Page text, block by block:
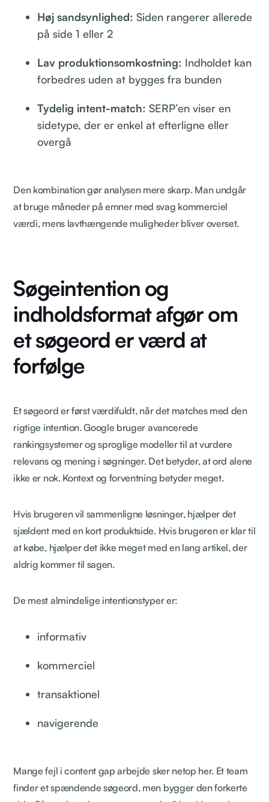
Høj sandsynlighed: Siden rangerer allerede
på side 1 eller 2
Lav produktionsomkostning: Indholdet kan
forbedres uden at bygges fra bunden
Tydelig intent-match: SERP’en viser en
sidetype, der er enkel at efterligne eller
overgå
Den kombination gør analysen mere skarp. Man undgår
at bruge måneder på emner med svag kommerciel
værdi, mens lavthængende muligheder bliver overset.
Søgeintention og
indholdsformat afgør om
et søgeord er værd at
forfølge
Et søgeord er først værdifuldt, når det matches med den
rigtige intention. Google bruger avancerede
rankingsystemer og sproglige modeller til at vurdere
relevans og mening i søgninger. Det betyder, at ord alene
ikke er nok. Kontext og forventning betyder meget.
Hvis brugeren vil sammenligne løsninger, hjælper det
sjældent med en kort produktside. Hvis brugeren er klar til
at købe, hjælper det ikke meget med en lang artikel, der
aldrig kommer til sagen.
De mest almindelige intentionstyper er:
informativ
kommerciel
transaktionel
navigerende
Mange fejl i content gap arbejde sker netop her. Et team
finder et spændende søgeord, men bygger den forkerte